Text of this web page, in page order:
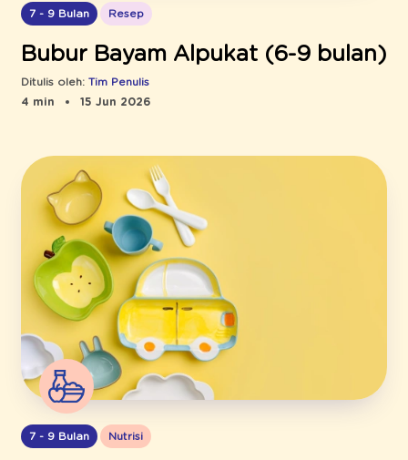
7 - 9 Bulan Resep
Bubur Bayam Alpukat (6-9 bulan)
Ditulis oleh: Tim Penulis
4 min
15 Jun 2026
7 - 9 Bulan Nutrisi